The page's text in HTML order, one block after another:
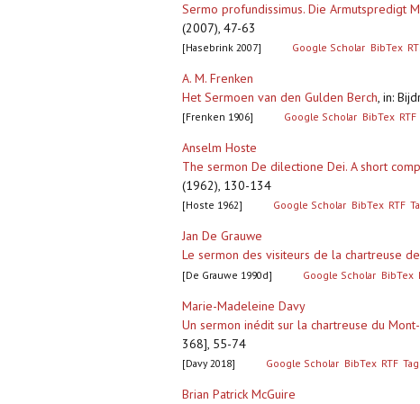
Sermo profundissimus. Die Armutspredigt
(2007), 47-63
[Hasebrink 2007] Google Scholar BibTex
A. M. Frenken
Het Sermoen van den Gulden Berch, in:
[Frenken 1906] Google Scholar BibTex RTF
Anselm Hoste
The sermon De dilectione Dei. A short
(1962), 130-134
[Hoste 1962] Google Scholar BibTex RTF
Jan De Grauwe
Le sermon des visiteurs de la chartreuse
[De Grauwe 1990d] Google Scholar BibTex
Marie-Madeleine Davy
Un sermon inédit sur la chartreuse du
368], 55-74
[Davy 2018] Google Scholar BibTex RTF
Brian Patrick McGuire